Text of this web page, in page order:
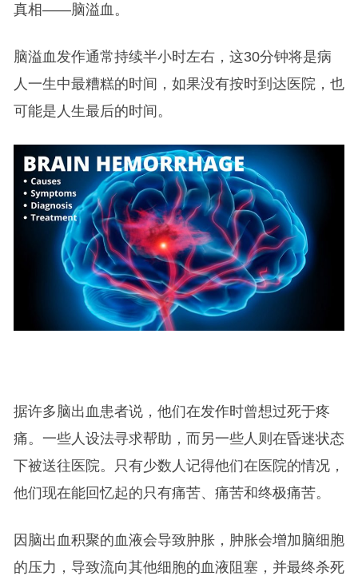
真相——脑溢血。
脑溢血发作通常持续半小时左右，这30分钟将是病
人一生中最糟糕的时间，如果没有按时到达医院，也
可能是人生最后的时间。
据许多脑出血患者说，他们在发作时曾想过死于疼
痛。一些人设法寻求帮助，而另一些人则在昏迷状态
下被送往医院。只有少数人记得他们在医院的情况，
他们现在能回忆起的只有痛苦、痛苦和终极痛苦。
因脑出血积聚的血液会导致肿胀，肿胀会增加脑细胞
的压力，导致流向其他细胞的血液阻塞，并最终杀死